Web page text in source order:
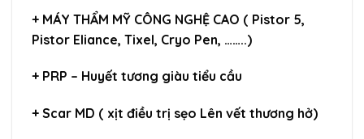
+ MÁY THẨM MỸ CÔNG NGHỆ CAO ( Pistor 5,
Pistor Eliance, Tixel, Cryo Pen, ……..)
+ PRP – Huyết tương giàu tiểu cầu
+ Scar MD ( xịt điều trị sẹo Lên vết thương hở)